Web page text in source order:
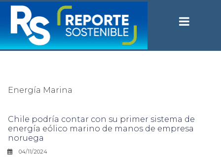
Energía Marina
Chile podría contar con su primer sistema de
energía eólico marino de manos de empresa
noruega
04/11/2024